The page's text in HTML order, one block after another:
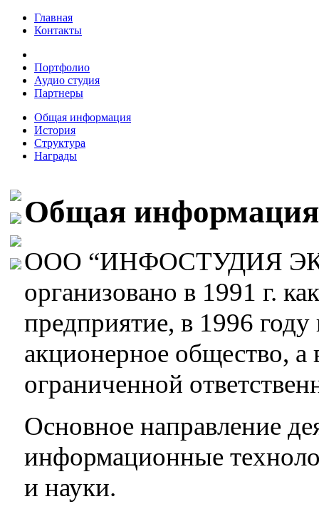
Главная
Контакты
Портфолио
Аудио студия
Партнеры
Общая информация
История
Структура
Награды
Общая информация
ООО “ИНФОСТУДИЯ
организовано в 1991 г.
предприятие, в 1996
акционерное общество,
ограниченной
Основное направление
информационные
и науки.